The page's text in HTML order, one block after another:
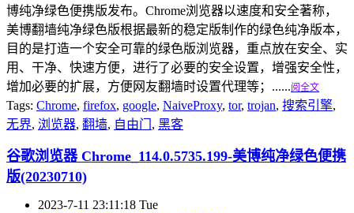
博纯净绿色便携版发布。Chrome浏览器以速度和安全著称，
美博翻墙纯净绿色版根据最新的稳定版制作的绿色纯净版本，
目的是打造一个安全可靠的绿色版浏览器，重点放在安全、实
用、干净、快速方便，进行了必要的安全设置，增强安全性，
增加必要的扩展，方便网友翻墙时设置代理等；......阅全文
Tags: Chrome, firefox, google, NaiveProxy, tor, trojan, 搜索引擎,
无界, 浏览器, 翻墙, 自由门 , 黑客
谷歌浏览器 Chrome_114.0.5735.199-美博纯净绿色便携
版(20230710)
2023-7-11 23:11:18 Tue